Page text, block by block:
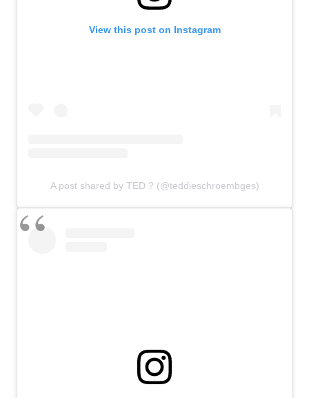
View this post on Instagram
A post shared by TED ? (@teddieschroembges)